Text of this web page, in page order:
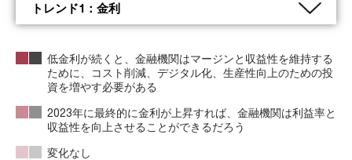
低金利が続くと、金融機関はマージンと収益性を維持する
ために、コスト削減、デジタル化、生産性向上のための投
資を増やす必要がある
2023年に最終的に金利が上昇すれば、金融機関は利益率と
収益性を向上させることができるだろう
変化なし